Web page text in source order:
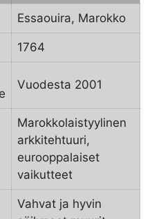
Essaouira, Marokko
1764
Vuodesta 2001
Marokkolaistyylinen
arkkitehtuuri,
eurooppalaiset
vaikutteet
Vahvat ja hyvin